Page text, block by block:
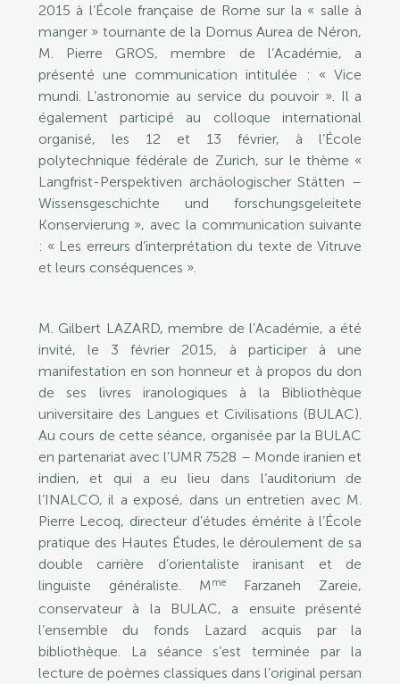
2015 à l’École française de Rome sur la « salle à
manger » tournante de la Domus Aurea de Néron,
M. Pierre GROS, membre de l’Académie, a
présenté une communication intitulée : « Vice
mundi. L’astronomie au service du pouvoir ». Il a
également participé au colloque international
organisé, les 12 et 13 février, à l’École
polytechnique fédérale de Zurich, sur le thème «
Langfrist-Perspektiven archäologischer Stätten –
Wissensgeschichte und forschungsgeleitete
Konservierung », avec la communication suivante
: « Les erreurs d’interprétation du texte de Vitruve
et leurs conséquences ».
M. Gilbert LAZARD, membre de l’Académie, a été
invité, le 3 février 2015, à participer à une
manifestation en son honneur et à propos du don
de ses livres iranologiques à la Bibliothèque
universitaire des Langues et Civilisations (BULAC).
Au cours de cette séance, organisée par la BULAC
en partenariat avec l’UMR 7528 – Monde iranien et
indien, et qui a eu lieu dans l’auditorium de
l’INALCO, il a exposé, dans un entretien avec M.
Pierre Lecoq, directeur d’études émérite à l’École
pratique des Hautes Études, le déroulement de sa
double carrière d’orientaliste iranisant et de
linguiste généraliste. Mme
Farzaneh Zareie,
conservateur à la BULAC, a ensuite présenté
l’ensemble du fonds Lazard acquis par la
bibliothèque. La séance s’est terminée par la
lecture de poèmes classiques dans l’original persan